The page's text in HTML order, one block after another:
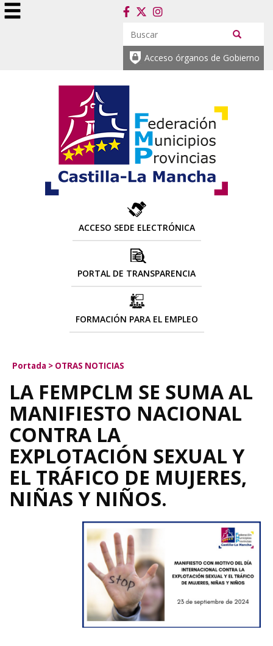
Acceso órganos de Gobierno
ACCESO SEDE ELECTRÓNICA
PORTAL DE TRANSPARENCIA
FORMACIÓN PARA EL EMPLEO
Portada > OTRAS NOTICIAS
LA FEMPCLM SE SUMA AL
MANIFIESTO NACIONAL
CONTRA LA
EXPLOTACIÓN SEXUAL Y
EL TRÁFICO DE MUJERES,
NIÑAS Y NIÑOS.